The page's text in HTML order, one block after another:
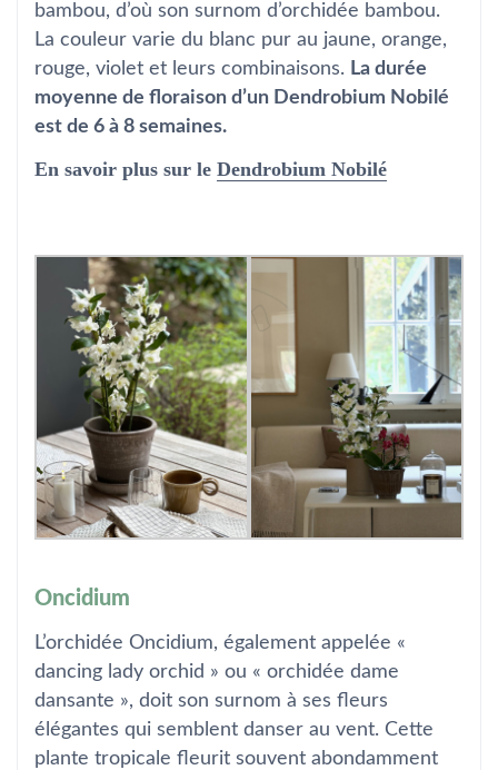
bambou, d’où son surnom d’orchidée bambou.
La couleur varie du blanc pur au jaune, orange,
rouge, violet et leurs combinaisons. La durée
moyenne de floraison d’un Dendrobium Nobilé
est de 6 à 8 semaines.
En savoir plus sur le Dendrobium Nobilé
Oncidium
L’orchidée Oncidium, également appelée «
dancing lady orchid » ou « orchidée dame
dansante », doit son surnom à ses fleurs
élégantes qui semblent danser au vent. Cette
plante tropicale fleurit souvent abondamment